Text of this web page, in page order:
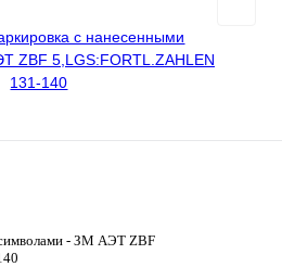
- ЗМ АЭТ ZBF